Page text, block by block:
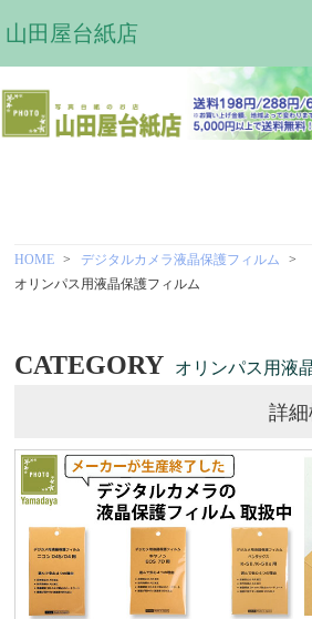
山田屋台紙店
HOME
デジタルカメラ液晶保護フィルム
オリンパス用液晶保護フィルム
CATEGORY オリンパス用液
詳